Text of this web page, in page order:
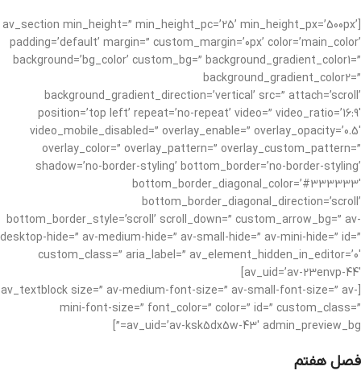
[av_section min_height=” min_height_pc=’25’ min_height_px=’500px’
padding=’default’ margin=” custom_margin=’0px’ color=’main_color’
background=’bg_color’ custom_bg=” background_gradient_color1=”
background_gradient_color2=”
background_gradient_direction=’vertical’ src=” attach=’scroll’
position=’top left’ repeat=’no-repeat’ video=” video_ratio=’16:9′
video_mobile_disabled=” overlay_enable=” overlay_opacity=’0.5′
overlay_color=” overlay_pattern=” overlay_custom_pattern=”
shadow=’no-border-styling’ bottom_border=’no-border-styling’
bottom_border_diagonal_color=’#333333′
bottom_border_diagonal_direction=’scroll’
bottom_border_style=’scroll’ scroll_down=” custom_arrow_bg=” av-
desktop-hide=” av-medium-hide=” av-small-hide=” av-mini-hide=” id=”
custom_class=” aria_label=” av_element_hidden_in_editor=’0′
av_uid=’av-23envp-44′]
[av_textblock size=” av-medium-font-size=” av-small-font-size=” av-
mini-font-size=” font_color=” color=” id=” custom_class=”
av_uid=’av-ksk5dx5w-43′ admin_preview_bg=”]
فصل هفتم